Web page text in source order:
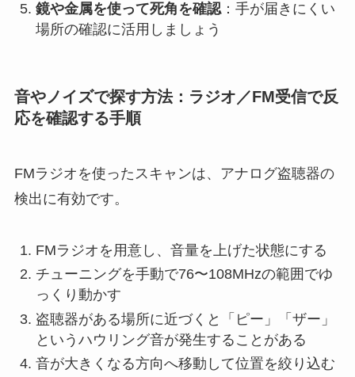
鏡や金属を使って死角を確認：手が届きにくい
場所の確認に活用しましょう
音やノイズで探す方法：ラジオ／FM受信で反
応を確認する手順
FMラジオを使ったスキャンは、アナログ盗聴器の
検出に有効です。
FMラジオを用意し、音量を上げた状態にする
チューニングを手動で76〜108MHzの範囲でゆ
っくり動かす
盗聴器がある場所に近づくと「ピー」「ザー」
というハウリング音が発生することがある
音が大きくなる方向へ移動して位置を絞り込む